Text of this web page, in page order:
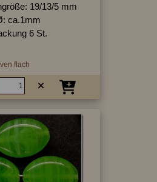
19/13/5 mm
ca.1mm
6 St.
flach